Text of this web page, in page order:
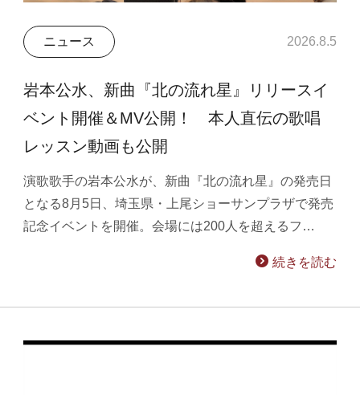
ニュース 2026.8.5
岩本公水、新曲『北の流れ星』リリースイ
ベント開催＆MV公開！ 本人直伝の歌唱
レッスン動画も公開
演歌歌手の岩本公水が、新曲『北の流れ星』の発売日
となる8月5日、埼玉県・上尾ショーサンプラザで発売
記念イベントを開催。会場には200人を超えるフ…
続きを読む